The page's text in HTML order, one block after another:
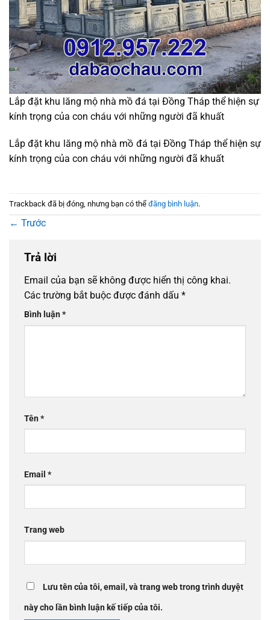
Lắp đặt khu lăng mộ nhà mồ đá tại Đồng Tháp thể hiện sự
kính trọng của con cháu với những người đã khuất
Lắp đặt khu lăng mộ nhà mồ đá tại Đồng Tháp thể hiện sự
kính trọng của con cháu với những người đã khuất
Trackback đã bị đóng, nhưng bạn có thể đăng bình luận.
← Trước
Trả lời
Email của bạn sẽ không được hiển thị công khai.
Các trường bắt buộc được đánh dấu *
Bình luận*
Tên*
Email *
Trang web
Lưu tên của tôi, email, và trang web trong trình duyệt
này cho lần bình luận kế tiếp của tôi.